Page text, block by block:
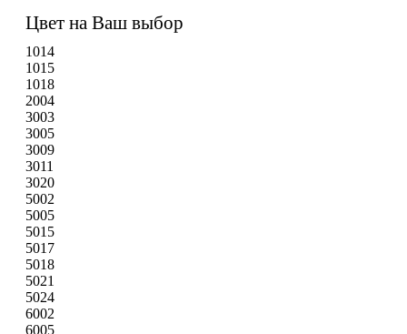
Цвет на Ваш выбор
1014
1015
1018
2004
3003
3005
3009
3011
3020
5002
5005
5015
5017
5018
5021
5024
6002
6005